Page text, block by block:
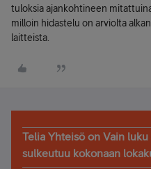
tuloksia ajankohtineen
milloin hidastelu on arviolta
laitteista.
Telia Yhteisö on Vain
sulkeutuu kokonaan